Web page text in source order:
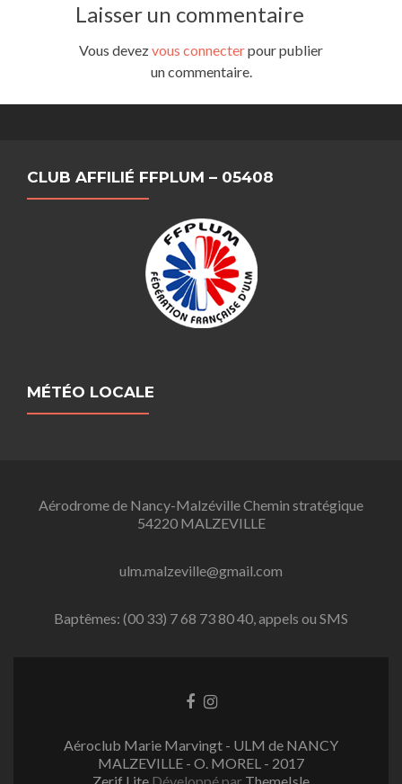
Laisser un commentaire
Vous devezvous connecterpour publier
un commentaire.
CLUB AFFILIÉ FFPLUM – 05408
MÉTÉO LOCALE
Aérodrome de Nancy-Malzéville Chemin stratégique
54220 MALZEVILLE
ulm.malzeville@gmail.com
Baptêmes: (00 33) 7 68 73 80 40, appels ou SMS
L
n
F
L
n
I
Aéroclub Marie Marvingt - ULM de NANCY
MALZEVILLE - O. MOREL - 2017